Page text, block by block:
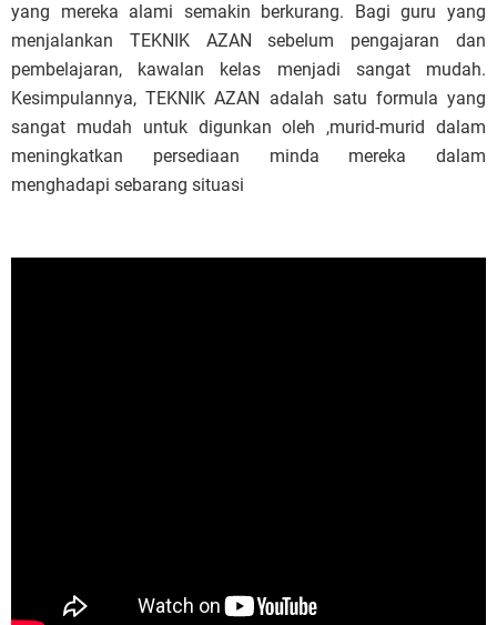
yang mereka alami semakin berkurang. Bagi guru yang
menjalankan TEKNIK AZAN sebelum pengajaran dan
pembelajaran, kawalan kelas menjadi sangat mudah.
Kesimpulannya, TEKNIK AZAN adalah satu formula yang
sangat mudah untuk digunkan oleh ,murid-murid dalam
meningkatkan persediaan minda mereka dalam
menghadapi sebarang situasi